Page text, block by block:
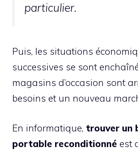
particulier.
Puis, les situations
successives se sont
magasins d’occasion sont
besoins et un nouveau
En informatique, trouver un
portable reconditionné est